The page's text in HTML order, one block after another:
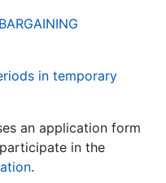
in temporary
an application form
in the
.